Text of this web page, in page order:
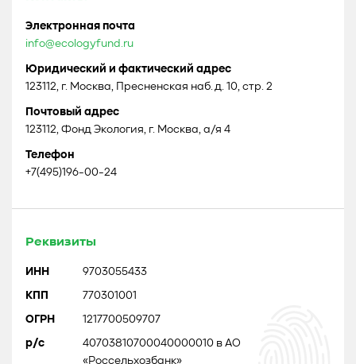
Электронная почта
info@ecologyfund.ru
Юридический и фактический адрес
123112, г. Москва, Пресненская наб. д. 10, стр. 2
Почтовый адрес
123112, Фонд Экология, г. Москва, а/я 4
Телефон
+7(495)196-00-24
Реквизиты
ИНН 9703055433
КПП 770301001
ОГРН 1217700509707
р/с
40703810700040000010 в АО
«Россельхозбанк»